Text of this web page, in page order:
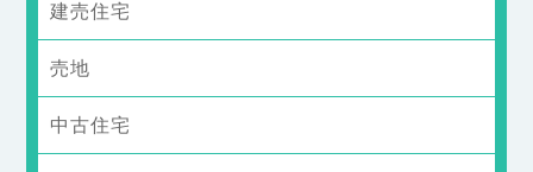
建売住宅
売地
中古住宅